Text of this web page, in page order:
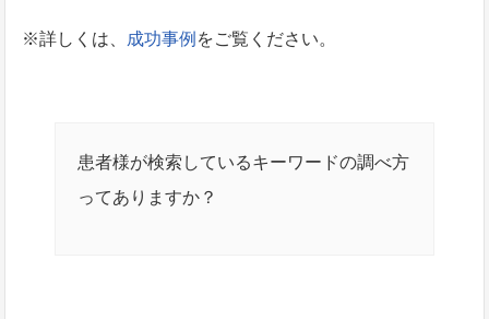
※詳しくは、 成功事例 をご覧ください。
患者様が検索しているキーワードの調べ方
ってありますか？